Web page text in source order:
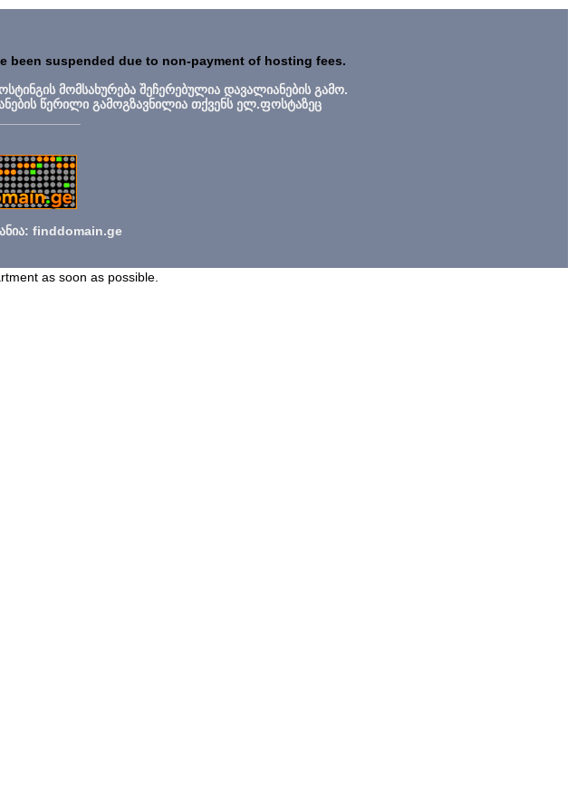
been suspended due to non-payment of hosting fees.
მომსახურება შეჩერებულია დავალიანების გამო.
წერილი გამოგზავნილია თქვენს ელ.ფოსტაზეც
finddomain.ge
as soon as possible.